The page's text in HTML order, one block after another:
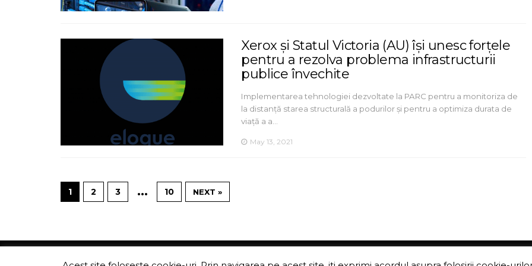
Xerox și Statul Victoria (AU) își unesc forțele
pentru a rezolva problema infrastructurii
publice învechite
Implementarea tehnologiei dezvoltate la PARC pentru a monitoriza de
la distanță starea structurală a podurilor și pentru a optimiza durata de
viață a a…
May 13, 2021
1 2 3 … 10 NEXT »